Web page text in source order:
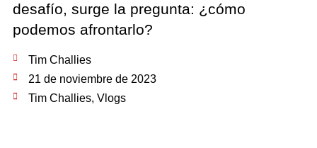
desafío, surge la pregunta: ¿cómo
podemos afrontarlo?
Tim Challies
21 de noviembre de 2023
Tim Challies, Vlogs